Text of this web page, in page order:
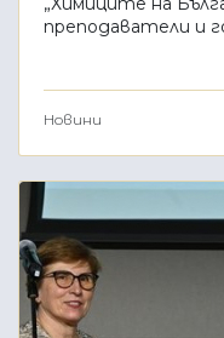
преподаватели и
Новини